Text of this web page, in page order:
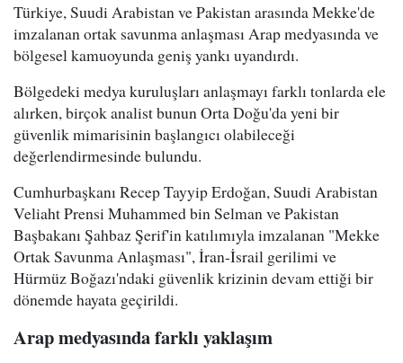
Türkiye, Suudi Arabistan ve Pakistan arasında Mekke'de
imzalanan ortak savunma anlaşması Arap medyasında ve
bölgesel kamuoyunda geniş yankı uyandırdı.
Bölgedeki medya kuruluşları anlaşmayı farklı tonlarda ele
alırken, birçok analist bunun Orta Doğu'da yeni bir
güvenlik mimarisinin başlangıcı olabileceği
değerlendirmesinde bulundu.
Cumhurbaşkanı Recep Tayyip Erdoğan, Suudi Arabistan
Veliaht Prensi Muhammed bin Selman ve Pakistan
Başbakanı Şahbaz Şerif'in katılımıyla imzalanan "Mekke
Ortak Savunma Anlaşması", İran-İsrail gerilimi ve
Hürmüz Boğazı'ndaki güvenlik krizinin devam ettiği bir
dönemde hayata geçirildi.
Arap medyasında farklı yaklaşım